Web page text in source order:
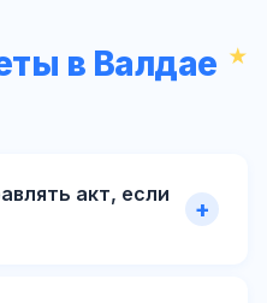
в Валдае
акт, если